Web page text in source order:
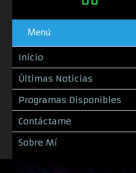
Menú
Inicio
Últimas Noticias
Programas Disponibles
Contáctame
Sobre Mí